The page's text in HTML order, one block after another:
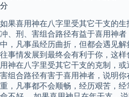
分
如果喜用神在八字里受其它干支的生
冲、刑、害组合路径有益于喜用神
中，凡事虽经历曲折，但都会遇见
往事情发展到最终会有利于你，这
用神在八字里受其它干支的克制，或
害组合路径有害于喜用神者，说明
重，凡事都不会顺畅，经历艰苦，经